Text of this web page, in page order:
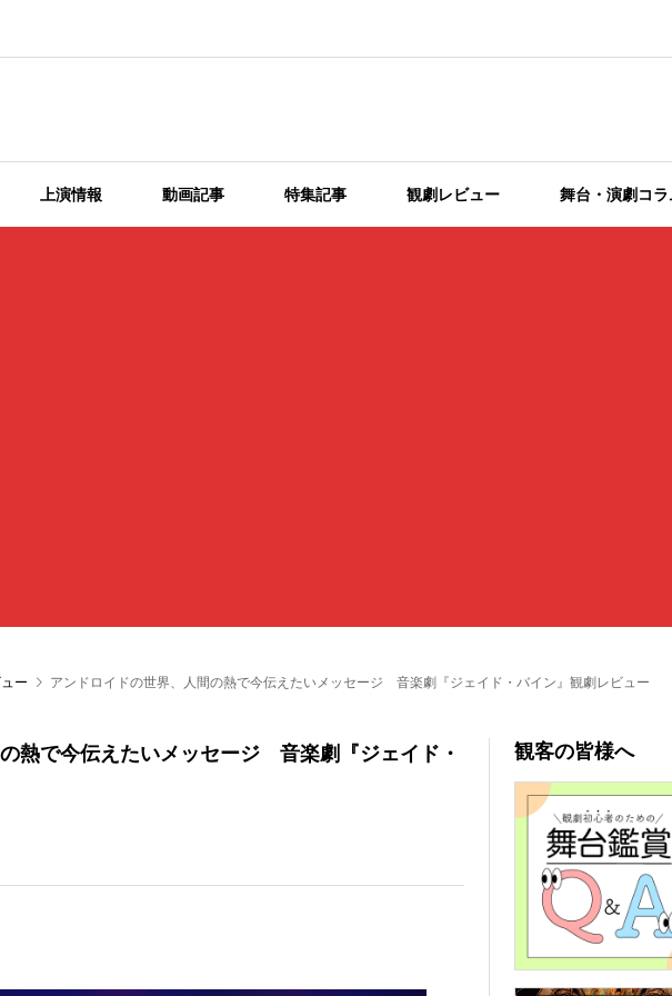
上演情報 動画記事 特集記事 観劇レビュー 舞台・演劇コラ
ー アンドロイドの世界、人間の熱で今伝えたいメッセージ 音楽劇『ジェイド・バイン』観劇レビュー
熱で今伝えたいメッセージ 音楽劇『ジェイド・
観客の皆様へ